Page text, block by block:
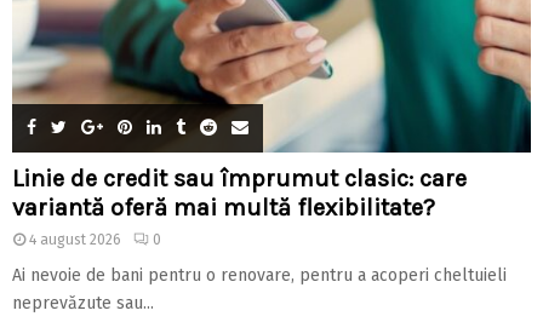
Linie de credit sau împrumut clasic: care
variantă oferă mai multă flexibilitate?
4 august 2026 0
Ai nevoie de bani pentru o renovare, pentru a acoperi cheltuieli
neprevăzute sau...